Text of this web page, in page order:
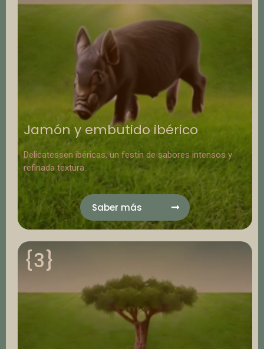
Jamón y embutido ibérico
Delicatessen ibéricas, un festín de sabores intensos y
refinada textura.
Saber más
{3}